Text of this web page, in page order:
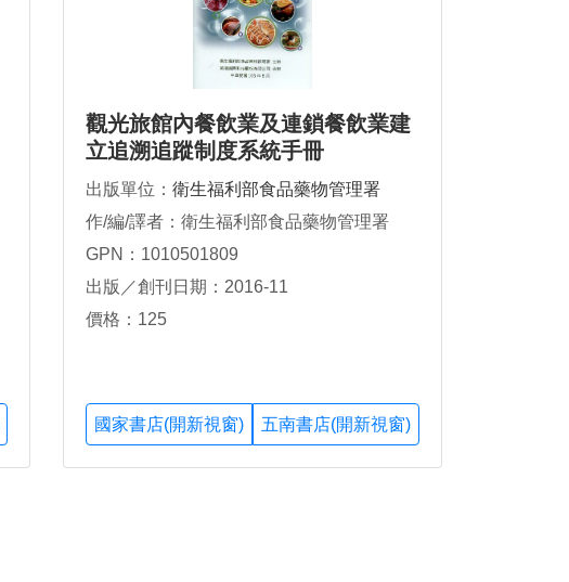
觀光旅館內餐飲業及連鎖餐飲業建
立追溯追蹤制度系統手冊
出版單位： 衛生福利部食品藥物管理署
作/編/譯者：衛生福利部食品藥物管理署
GPN：1010501809
出版／創刊日期：2016-11
價格：125
國家書店(開新視窗) 五南書店(開新視窗)